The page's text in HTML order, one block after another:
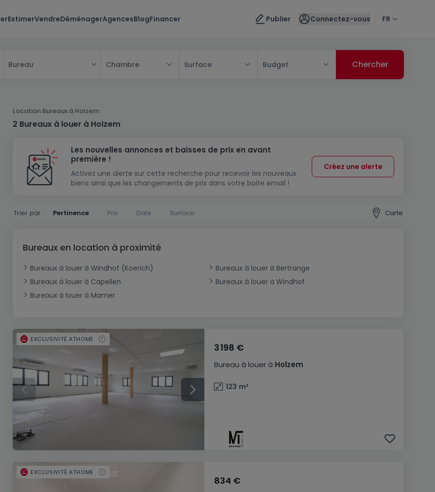
EstimerVendreDéménagerAgencesBlogFinancer Publier Connectez-vous FR
Bureau
Maison
Maison mitoyenne
Maison jumelée
Bungalow
Appartement
Chambre
Studio
Résidence
Lotissement
Maison à construire
Modèle de maison
Immeuble de rapport
Restaurant
Exploitation agricole
Chambre Surface Budget
Location Bureaux à Holzem
2 Bureaux à louer à Holzem
Les nouvelles annonces et baisses de prix en avant
première !
Activez une alerte sur cette recherche pour recevoir les nouveaux
biens ainsi que les changements de prix dans votre boite email !
Créez une alerte
Trier par : Pertinence Prix Date Surface Carte
Bureaux en location à proximité
Bureaux à louer à Windhof (Koerich)
Bureaux à louer à Bertrange
Bureaux à louer à Capellen
Bureaux à louer à Windhof
Bureaux à louer à Mamer
Bureau à louerà Holzem
3 198 €
123 m²
EXCLUSIVITÉ ATHOME
834 €
EXCLUSIVITÉ ATHOME